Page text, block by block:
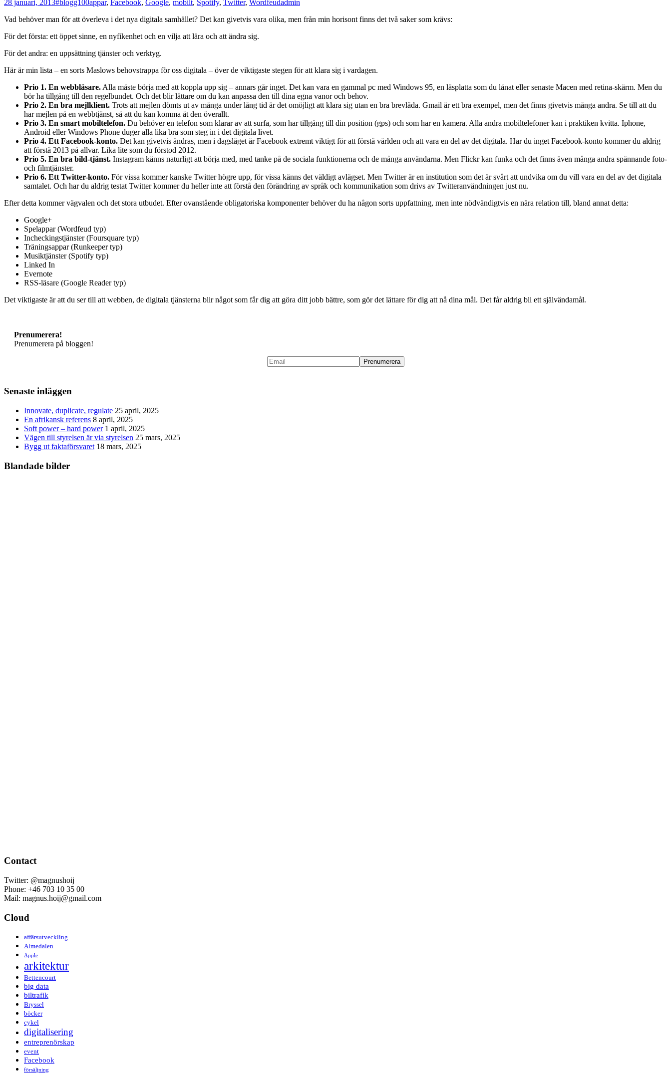
28 januari, 2013#blogg100appar, Facebook, Google, mobilt, Spotify, Twitter, Wordfeudadmin
Vad behöver man för att överleva i det nya digitala samhället? Det kan givetvis vara olika, men från min horisont finns det två saker som krävs:
För det första: ett öppet sinne, en nyfikenhet och en vilja att lära och att ändra sig.
För det andra: en uppsättning tjänster och verktyg.
Här är min lista – en sorts Maslows behovstrappa för oss digitala – över de viktigaste stegen för att klara sig i vardagen.
Prio 1. En webbläsare. Alla måste börja med att koppla upp sig – annars går inget. Det kan vara en gammal pc med Windows 95, en läsplatta som du lånat eller senaste Macen med retina-skärm. Men du
bör ha tillgång till den regelbundet. Och det blir lättare om du kan anpassa den till dina egna vanor och behov.
Prio 2. En bra mejlklient. Trots att mejlen dömts ut av många under lång tid är det omöjligt att klara sig utan en bra brevlåda. Gmail är ett bra exempel, men det finns givetvis många andra. Se till att du
har mejlen på en webbtjänst, så att du kan komma åt den överallt.
Prio 3. En smart mobiltelefon. Du behöver en telefon som klarar av att surfa, som har tillgång till din position (gps) och som har en kamera. Alla andra mobiltelefoner kan i praktiken kvitta. Iphone,
Android eller Windows Phone duger alla lika bra som steg in i det digitala livet.
Prio 4. Ett Facebook-konto. Det kan givetvis ändras, men i dagsläget är Facebook extremt viktigt för att förstå världen och att vara en del av det digitala. Har du inget Facebook-konto kommer du aldrig
att förstå 2013 på allvar. Lika lite som du förstod 2012.
Prio 5. En bra bild-tjänst. Instagram känns naturligt att börja med, med tanke på de sociala funktionerna och de många användarna. Men Flickr kan funka och det finns även många andra spännande foto-
och filmtjänster.
Prio 6. Ett Twitter-konto. För vissa kommer kanske Twitter högre upp, för vissa känns det väldigt avlägset. Men Twitter är en institution som det är svårt att undvika om du vill vara en del av det digitala
samtalet. Och har du aldrig testat Twitter kommer du heller inte att förstå den förändring av språk och kommunikation som drivs av Twitteranvändningen just nu.
Efter detta kommer vägvalen och det stora utbudet. Efter ovanstående obligatoriska komponenter behöver du ha någon sorts uppfattning, men inte nödvändigtvis en nära relation till, bland annat detta:
Google+
Spelappar (Wordfeud typ)
Incheckingstjänster (Foursquare typ)
Träningsappar (Runkeeper typ)
Musiktjänster (Spotify typ)
Linked In
Evernote
RSS-läsare (Google Reader typ)
Det viktigaste är att du ser till att webben, de digitala tjänsterna blir något som får dig att göra ditt jobb bättre, som gör det lättare för dig att nå dina mål. Det får aldrig bli ett självändamål.
Prenumerera!
Prenumerera på bloggen!
Senaste inläggen
Innovate, duplicate, regulate 25 april, 2025
En afrikansk referens 8 april, 2025
Soft power – hard power 1 april, 2025
Vägen till styrelsen är via styrelsen 25 mars, 2025
Bygg ut faktaförsvaret 18 mars, 2025
Blandade bilder
Contact
Twitter: @magnushoij
Phone: +46 703 10 35 00
Mail: magnus.hoij@gmail.com
Cloud
affärsutveckling
Almedalen
Apple
arkitektur
Bettencourt
big data
biltrafik
Bryssel
böcker
cykel
digitalisering
entreprenörskap
event
Facebook
försäljning